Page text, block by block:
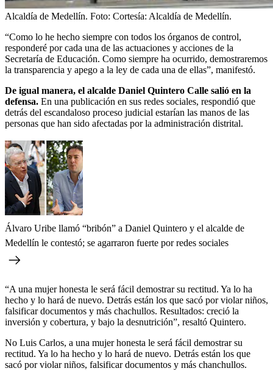
Alcaldía de Medellín. Foto: Cortesía: Alcaldía de Medellín.
“Como lo he hecho siempre con todos los órganos de control,
responderé por cada una de las actuaciones y acciones de la
Secretaría de Educación. Como siempre ha ocurrido, demostraremos
la transparencia y apego a la ley de cada una de ellas”, manifestó.
De igual manera, el alcalde Daniel Quintero Calle salió en la
defensa. En una publicación en sus redes sociales, respondió que
detrás del escandaloso proceso judicial estarían las manos de las
personas que han sido afectadas por la administración distrital.
Álvaro Uribe llamó “bribón” a Daniel Quintero y el alcalde de
Medellín le contestó; se agarraron fuerte por redes sociales
“A una mujer honesta le será fácil demostrar su rectitud. Ya lo ha
hecho y lo hará de nuevo. Detrás están los que sacó por violar niños,
falsificar documentos y más chachullos. Resultados: creció la
inversión y cobertura, y bajo la desnutrición”, resaltó Quintero.
No Luis Carlos, a una mujer honesta le será fácil demostrar su
rectitud. Ya lo ha hecho y lo hará de nuevo. Detrás están los que
sacó por violar niños, falsificar documentos y más chanchullos.